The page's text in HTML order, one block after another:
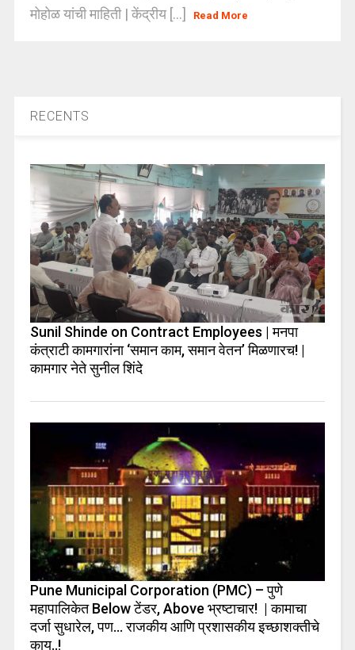
मोहोळ यांची माहिती | केंद्रीय [...]
Read More
RECENTS
Sunil Shinde on Contract Employees | मनपा
कंत्राटी कामगारांना ‘समान काम, समान वेतन’ मिळणारच! |
कामगार नेते सुनील शिंदे
Pune Municipal Corporation (PMC) – पुणे
महापालिकेत Below टेंडर, Above भ्रष्टाचार! | कामाचा
दर्जा सुधारेल, पण… राजकीय आणि प्रशासकीय इच्छाशक्तीचे
काय..!